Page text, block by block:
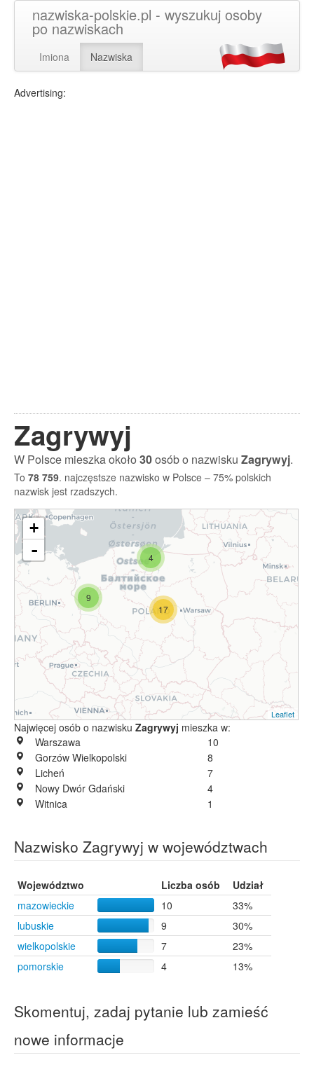
nazwiska-polskie.pl - wyszukuj osoby
po nazwiskach
Imiona Nazwiska
Advertising:
Zagrywyj
W Polsce mieszka około30osób o nazwisku Zagrywyj.
To 78 759. najczęstsze nazwisko w Polsce – 75% polskich
nazwisk jest rzadszych.
9
17
4
+
-
Leaflet
Najwięcej osób o nazwisku Zagrywyj mieszka w:
Warszawa
10
Gorzów Wielkopolski
8
Licheń
7
Nowy Dwór Gdański
4
Witnica
1
Nazwisko Zagrywyj w województwach
Województwo Liczba osób
Udział
mazowieckie
10
33%
lubuskie
9
30%
wielkopolskie
7
23%
pomorskie
4 13%
Skomentuj, zadaj pytanie lub zamieść
nowe informacje